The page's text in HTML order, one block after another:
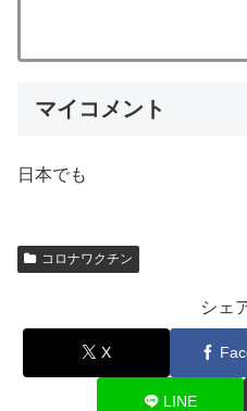
マイコメント
日本でも
コロナワクチン
シェ
X
LINE